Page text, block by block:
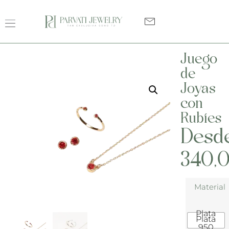
Juego
de
Joyas
con
Rubíes
Material
Plata
Plata